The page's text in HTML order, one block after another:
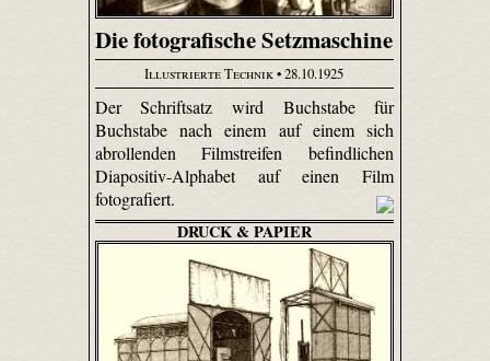
Die fotografische Setzmaschine
Illustrierte Technik• 28.10.1925
Der Schriftsatz wird Buchstabe für
Buchstabe nach einem auf einem sich
abrollenden Filmstreifen befindlichen
Diapositiv-Alphabet auf einen Film
fotografiert.
DRUCK & PAPIER